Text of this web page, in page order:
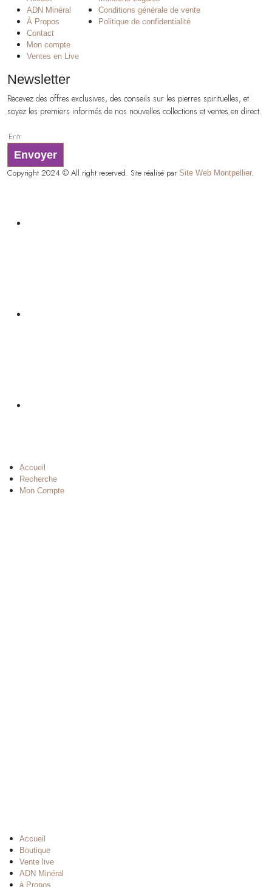
ADN Minéral
À Propos
Contact
Mon compte
Ventes en Live
Conditions générale de vente
Politique de confidentialité
Newsletter
Recevez des offres exclusives, des conseils sur les pierres spirituelles, et
soyez les premiers informés de nos nouvelles collections et ventes en direct.
Envoyer
Copyright 2024 © All right reserved. Site réalisé par Site Web Montpellier.
Accueil
Recherche
Mon Compte
Accueil
Boutique
Vente live
ADN Minéral
à Propos